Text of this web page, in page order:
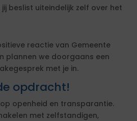
beslist uiteindelijk zelf over het
reactie van Gemeente
plannen we doorgaans een
met je in.
opdracht!
openheid en transparantie.
met zelfstandigen,